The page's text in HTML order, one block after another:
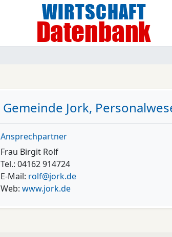
Gemeinde Jork,
Ansprechpartner
Frau Birgit Rolf
Tel.: 04162 914724
E-Mail: rolf@jork.de
Web: www.jork.de